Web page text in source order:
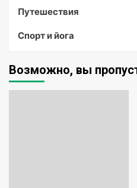
Путешествия
Спорт и йога
Возможно, вы